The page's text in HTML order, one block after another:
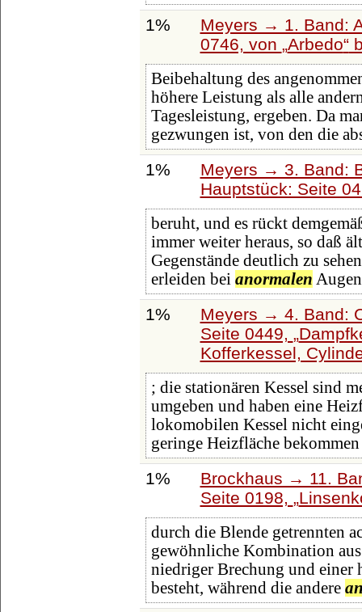
1%
Meyers → 1. Band:
0746, von Arbedo
Beibehaltung des
höhere Leistung als alle
Tagesleistung, ergeben. Da
gezwungen ist, von den die
1%
Meyers → 3. Band:
Hauptstück: Seite
beruht, und es rückt
immer weiter heraus, so daß
Gegenstände deutlich zu
erleiden bei anormalen
1%
Meyers → 4. Band:
Seite 0449,
Kofferkessel,
; die stationären Kessel sind
umgeben und haben eine
lokomobilen Kessel nicht
geringe Heizfläche
1%
Brockhaus → 11.
Seite 0198,
durch die Blende getrennten
gewöhnliche Kombination
niedriger Brechung und einer
besteht, während die andere